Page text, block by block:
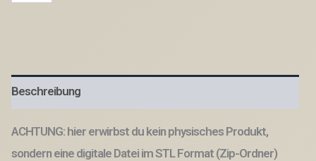
Bonus
Papa
2er
mit
und
Beschreibung
ACHTUNG: hier erwirbst du kein physisches Produkt,
sondern eine digitale Datei im STL Format (Zip-Ordner)